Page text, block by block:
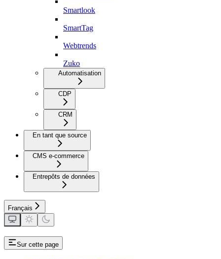
Smartlook
SmartTag
Webtrends
Zuko
Automatisation
CDP
CRM
En tant que source
CMS e-commerce
Entrepôts de données
Français
Sur cette page